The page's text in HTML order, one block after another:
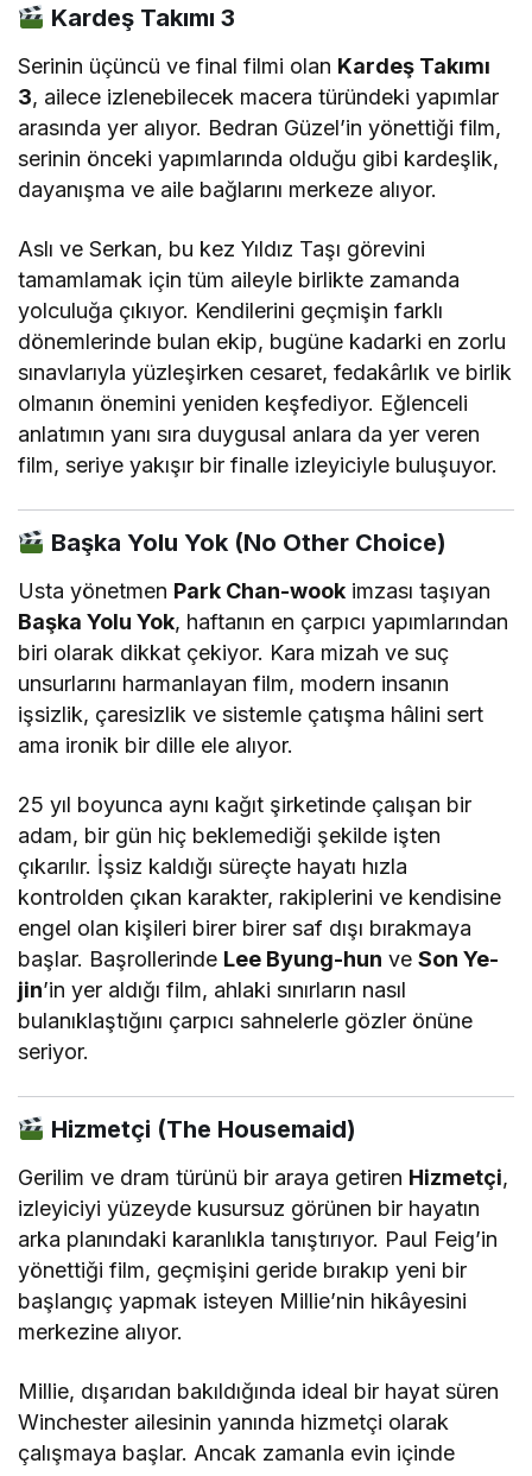
Kardeş Takımı 3
Serinin üçüncü ve final filmi olan Kardeş Takımı
3, ailece izlenebilecek macera türündeki yapımlar
arasında yer alıyor. Bedran Güzel’in yönettiği film,
serinin önceki yapımlarında olduğu gibi kardeşlik,
dayanışma ve aile bağlarını merkeze alıyor.
Aslı ve Serkan, bu kez Yıldız Taşı görevini
tamamlamak için tüm aileyle birlikte zamanda
yolculuğa çıkıyor. Kendilerini geçmişin farklı
dönemlerinde bulan ekip, bugüne kadarki en zorlu
sınavlarıyla yüzleşirken cesaret, fedakârlık ve birlik
olmanın önemini yeniden keşfediyor. Eğlenceli
anlatımın yanı sıra duygusal anlara da yer veren
film, seriye yakışır bir finalle izleyiciyle buluşuyor.
Başka Yolu Yok (No Other Choice)
Usta yönetmen Park Chan-wook imzası taşıyan
Başka Yolu Yok, haftanın en çarpıcı yapımlarından
biri olarak dikkat çekiyor. Kara mizah ve suç
unsurlarını harmanlayan film, modern insanın
işsizlik, çaresizlik ve sistemle çatışma hâlini sert
ama ironik bir dille ele alıyor.
25 yıl boyunca aynı kağıt şirketinde çalışan bir
adam, bir gün hiç beklemediği şekilde işten
çıkarılır. İşsiz kaldığı süreçte hayatı hızla
kontrolden çıkan karakter, rakiplerini ve kendisine
engel olan kişileri birer birer saf dışı bırakmaya
başlar. Başrollerinde Lee Byung-hun veSon Ye-
jin’in yer aldığı film, ahlaki sınırların nasıl
bulanıklaştığını çarpıcı sahnelerle gözler önüne
seriyor.
Hizmetçi (The Housemaid)
Gerilim ve dram türünü bir araya getiren Hizmetçi,
izleyiciyi yüzeyde kusursuz görünen bir hayatın
arka planındaki karanlıkla tanıştırıyor. Paul Feig’in
yönettiği film, geçmişini geride bırakıp yeni bir
başlangıç yapmak isteyen Millie’nin hikâyesini
merkezine alıyor.
Millie, dışarıdan bakıldığında ideal bir hayat süren
Winchester ailesinin yanında hizmetçi olarak
çalışmaya başlar. Ancak zamanla evin içinde